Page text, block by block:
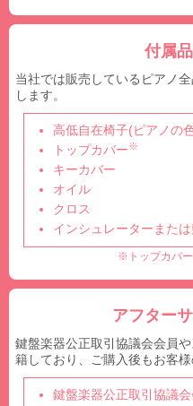
付属
当社では販売しているピアノ
します。
高低自在椅子(ピアノの
トップカバー※
キーカバー
オイル
クロス
インシュレーターまたは
※トップカバー
アフター
鍵盤楽器公正取引協議会会員
籍しており、ご購入後もお客
鍵盤楽器公正取引協議会